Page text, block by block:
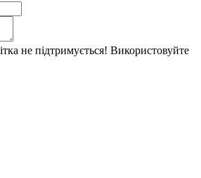
не підтримується! Використовуйте